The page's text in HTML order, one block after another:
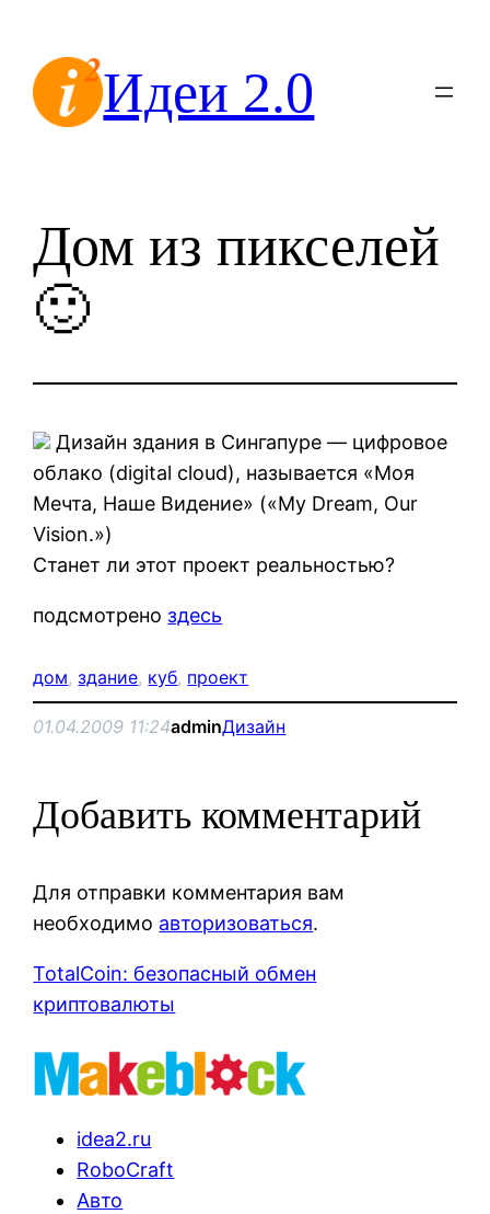
содержимомуИдеи 2.0
Дом из пикселей
🙂
Дизайн здания в Сингапуре — цифровое
облако (digital cloud), называется «Моя
Мечта, Наше Видение» («My Dream, Our
Vision.»)
Станет ли этот проект реальностью?
подсмотрено здесь
дом, здание, куб, проект
01.04.2009 11:24adminДизайн
Добавить комментарий
Для отправки комментария вам
необходимо авторизоваться.
TotalCoin: безопасный обмен
криптовалюты
idea2.ru
RoboCraft
Авто